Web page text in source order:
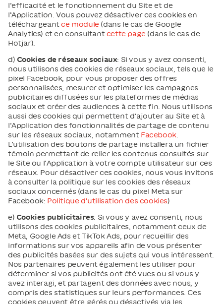
l’efficacité et le fonctionnement du Site et de
l’Application. Vous pouvez désactiver ces cookies en
téléchargeantce module (dans le cas de Google
Analytics) et en consultant cette page (dans le cas de
Hotjar).
d) Cookies de réseaux sociaux: Si vous y avez consenti,
nous utilisons des cookies de réseaux sociaux, tels que le
pixel Facebook, pour vous proposer des offres
personnalisées, mesurer et optimiser les campagnes
publicitaires diffusées sur les plateformes de médias
sociaux et créer des audiences à cette fin. Nous utilisons
aussi des cookies qui permettent d’ajouter au Site et à
l’Application des fonctionnalités de partage de contenu
sur les réseaux sociaux, notamment Facebook.
L’utilisation des boutons de partage installera un fichier
témoin permettant de relier les contenus consultés sur
le Site ou l’Application à votre compte utilisateur sur ces
réseaux. Pour désactiver ces cookies, nous vous invitons
à consulter la politique sur les cookies des réseaux
sociaux concernés (dans le cas du pixel Meta sur
Facebook: Politique d’utilisation des cookies)
e) Cookies publicitaires: Si vous y avez consenti, nous
utilisons des cookies publicitaires, notamment ceux de
Meta, Google Ads et TikTok Ads, pour recueillir des
informations sur vos appareils afin de vous présenter
des publicités basées sur des sujets qui vous intéressent.
Nos partenaires peuvent également les utiliser pour
déterminer si vos publicités ont été vues ou si vous y
avez interagi, et partagent des données avec nous, y
compris des statistiques sur leurs performances. Ces
cookies peuvent être gérés ou désactivés via les